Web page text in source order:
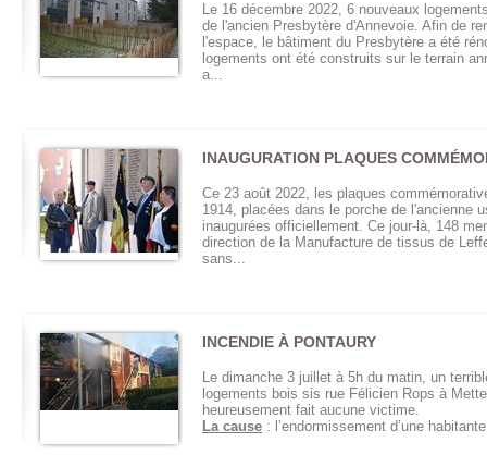
Le 16 décembre 2022, 6 nouveaux
de l'ancien Presbytère d'Annevoie. Afin de
l'espace, le bâtiment du Presbytère a été
logements ont été construits sur le terrain
a...
INAUGURATION PLAQUES
Ce 23 août 2022, les plaques
1914, placées dans le porche de l'ancienne
inaugurées officiellement. Ce jour-là, 148
direction de la Manufacture de tissus de
sans...
INCENDIE À PONTAURY
Le dimanche 3 juillet à 5h du matin, un
logements bois sis rue Félicien Rops à
heureusement fait aucune victime.
La cause : l’endormissement d’une